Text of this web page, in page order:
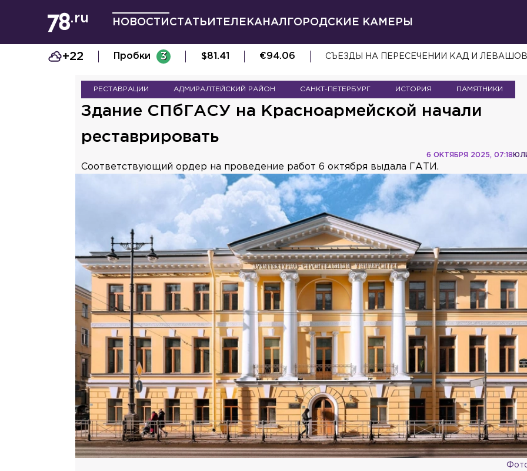
НОВОСТИ СТАТЬИ ТЕЛЕКАНАЛ ГОРОДСКИЕ КАМЕРЫ
+22 Пробки 3 $81.41 €94.06 СЪЕЗДЫ НА ПЕРЕСЕЧЕНИИ КАД И
РЕСТАВРАЦИИ АДМИРАЛТЕЙСКИЙ РАЙОН САНКТ-ПЕТЕРБУРГ ИСТОРИЯ ПАМЯТНИКИ
Здание СПбГАСУ на Красноармейской начали
реставрировать
6 ОКТЯБРЯ 2025, 07:18
Соответствующий ордер на проведение работ 6 октября выдала ГАТИ.